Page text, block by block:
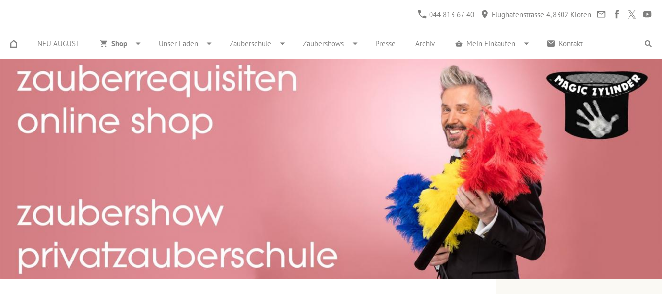
044 813 67 40 Flughafenstrasse 4, 8302 Kloten
NEU AUGUST Shop Unser Laden Zauberschule Zaubershows Presse Archiv Mein Einkaufen Kontakt